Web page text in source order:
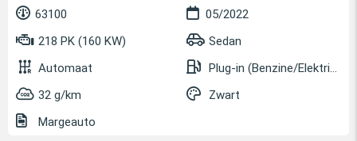
63100
05/2022
218 PK (160 KW)
Sedan
Automaat
Plug-in (Benzine/Elektrisch)
32 g/km
Zwart
Margeauto